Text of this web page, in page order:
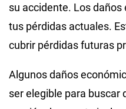
su accidente. Los
tus pérdidas actuales.
cubrir pérdidas futuras
Algunos daños
ser elegible para buscar